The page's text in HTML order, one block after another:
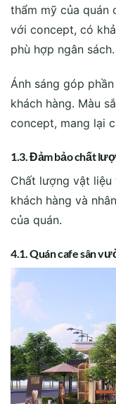
thẩm mỹ của quán
với concept, có
phù hợp ngân sách.
Ánh sáng góp
khách hàng. Màu
concept, mang lại
1.3. Đảm bảo chất
Chất lượng vật
khách hàng và
của quán.
4.1. Quán cafe sân